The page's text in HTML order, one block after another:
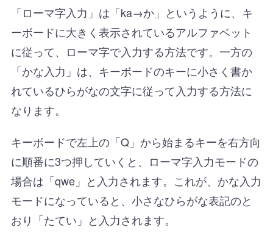
「ローマ字入力」は「ka→か」というように、キ
ーボードに大きく表示されているアルファベット
に従って、ローマ字で入力する方法です。一方の
「かな入力」は、キーボードのキーに小さく書か
れているひらがなの文字に従って入力する方法に
なります。
キーボードで左上の「Q」から始まるキーを右方向
に順番に3つ押していくと、ローマ字入力モードの
場合は「qwe」と入力されます。これが、かな入力
モードになっていると、小さなひらがな表記のと
おり「たてい」と入力されます。